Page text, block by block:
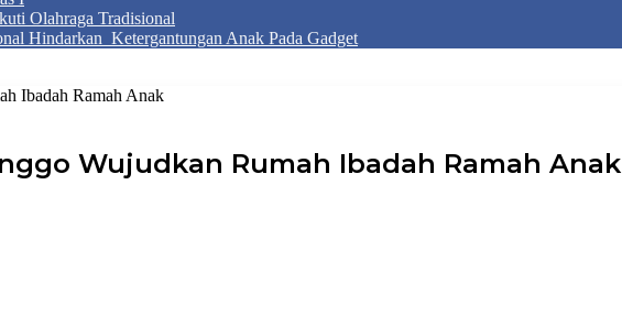
Olahraga Tradisional
Hindarkan Ketergantungan Anak Pada Gadget
Ibadah Ramah Anak
Wujudkan Rumah Ibadah Ramah Anak